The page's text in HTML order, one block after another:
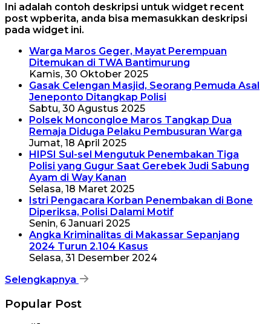
Ini adalah contoh deskripsi untuk widget recent
post wpberita, anda bisa memasukkan deskripsi
pada widget ini.
Warga Maros Geger, Mayat Perempuan
Ditemukan di TWA Bantimurung
Kamis, 30 Oktober 2025
Gasak Celengan Masjid, Seorang Pemuda Asal
Jeneponto Ditangkap Polisi
Sabtu, 30 Agustus 2025
Polsek Moncongloe Maros Tangkap Dua
Remaja Diduga Pelaku Pembusuran Warga
Jumat, 18 April 2025
HIPSI Sul-sel Mengutuk Penembakan Tiga
Polisi yang Gugur Saat Gerebek Judi Sabung
Ayam di Way Kanan
Selasa, 18 Maret 2025
Istri Pengacara Korban Penembakan di Bone
Diperiksa, Polisi Dalami Motif
Senin, 6 Januari 2025
Angka Kriminalitas di Makassar Sepanjang
2024 Turun 2.104 Kasus
Selasa, 31 Desember 2024
Selengkapnya
Popular Post